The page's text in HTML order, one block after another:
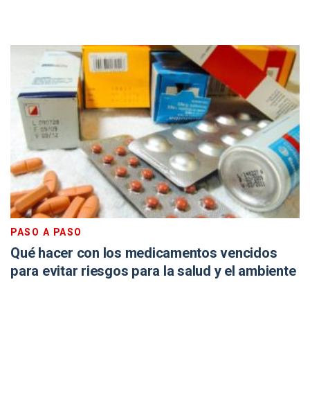
PASO A PASO
Qué hacer con los medicamentos vencidos
para evitar riesgos para la salud y el ambiente